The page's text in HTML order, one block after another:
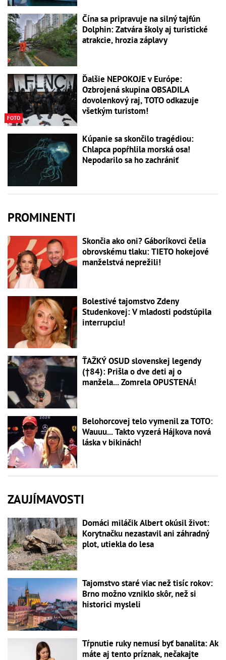
Čína sa pripravuje na silný tajfún
Dolphin: Zatvára školy aj turistické
atrakcie, hrozia záplavy
FOTO
Ďalšie NEPOKOJE v Európe:
Ozbrojená skupina OBSADILA
dovolenkový raj, TOTO odkazuje
všetkým turistom!
Kúpanie sa skončilo tragédiou:
Chlapca popŕhlila morská osa!
Nepodarilo sa ho zachrániť
PROMINENTI
Skončia ako oni? Gáboríkovci čelia
obrovskému tlaku: TIETO hokejové
manželstvá neprežili!
Bolestivé tajomstvo Zdeny
Studenkovej: V mladosti podstúpila
interrupciu!
ŤAŽKÝ OSUD slovenskej legendy
(†84): Prišla o dve deti aj o
manžela... Zomrela OPUSTENÁ!
Belohorcovej telo vymenil za TOTO:
Wauuu... Takto vyzerá Hájkova nová
láska v bikinách!
ZAUJÍMAVOSTI
Domáci miláčik Albert okúsil život:
Korytnačku nezastavil ani záhradný
plot, utiekla do lesa
Tajomstvo staré viac než tisíc rokov:
Brno možno vzniklo skôr, než si
historici mysleli
Tŕpnutie ruky nemusí byť banalita: Ak
máte aj tento príznak, nečakajte